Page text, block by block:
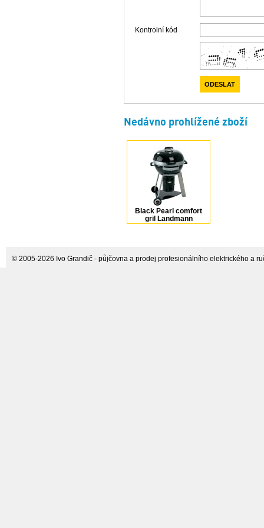
Kontrolní kód
Nedávno prohlížené zboží
Black Pearl comfort
gril Landmann
© 2005-2026 Ivo Grandič - půjčovna a prodej profesionálního elektrického a